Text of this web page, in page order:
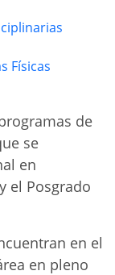
Físicas
de
se
en
el Posgrado
en el
en pleno